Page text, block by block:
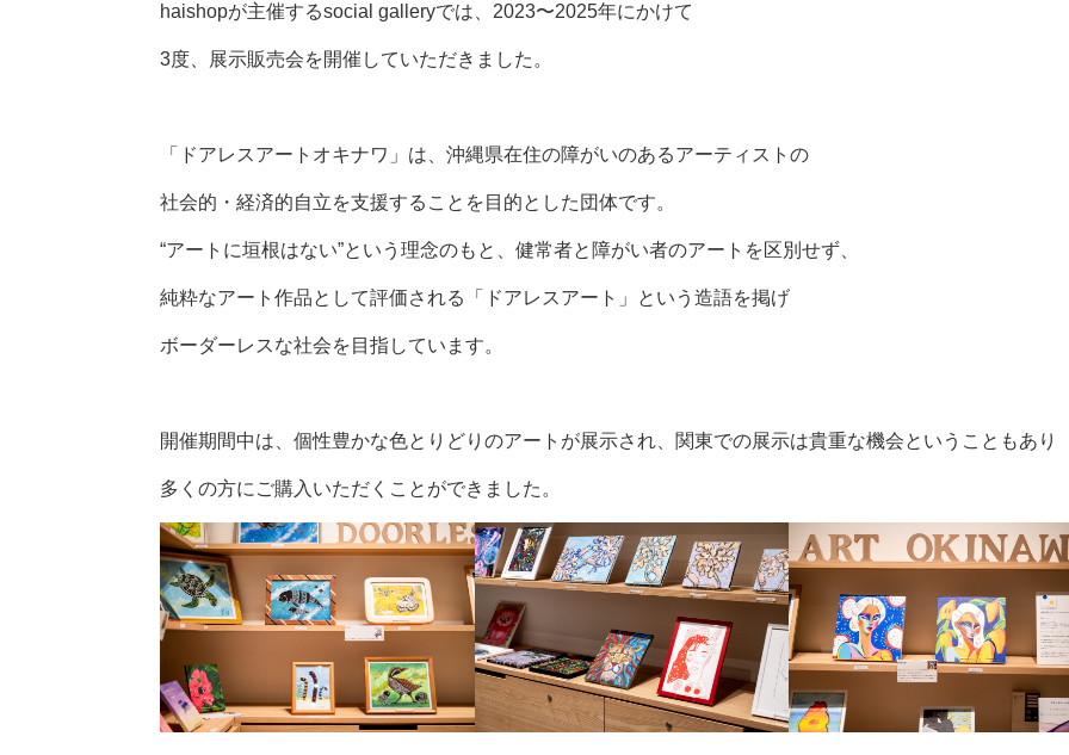
haishopが主催するsocial galleryでは、2023〜2025年にかけて
3度、展示販売会を開催していただきました。
「ドアレスアートオキナワ」は、沖縄県在住の障がいのあるアーティストの
社会的・経済的自立を支援することを目的とした団体です。
“アートに垣根はない”という理念のもと、健常者と障がい者のアートを区別せず、
純粋なアート作品として評価される「ドアレスアート」という造語を掲げ
ボーダーレスな社会を目指しています。
開催期間中は、個性豊かな色とりどりのアートが展示され、関東での展示は貴重な機会ということもあり
多くの方にご購入いただくことができました。